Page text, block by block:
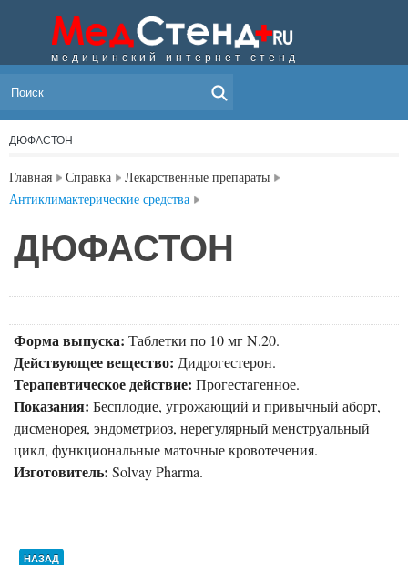
медицинский интернет стенд
ДЮФАСТОН
Главная Справка
Лекарственные препараты
Антиклимактерические средства
ДЮФАСТОН
Форма выпуска: Таблетки по 10 мг N.20.
Действующее вещество: Дидрогестерон.
Терапевтическое действие: Прогестагенное.
Показания: Бесплодие, угрожающий и привычный аборт,
дисменорея, эндометриоз, нерегулярный менструальный
цикл, функциональные маточные кровотечения.
Изготовитель: Solvay Pharma.
НАЗАД